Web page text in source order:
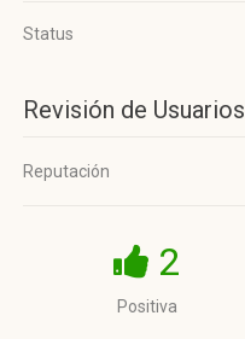
Status
Revisión de Usuarios
Reputación
2
Positiva